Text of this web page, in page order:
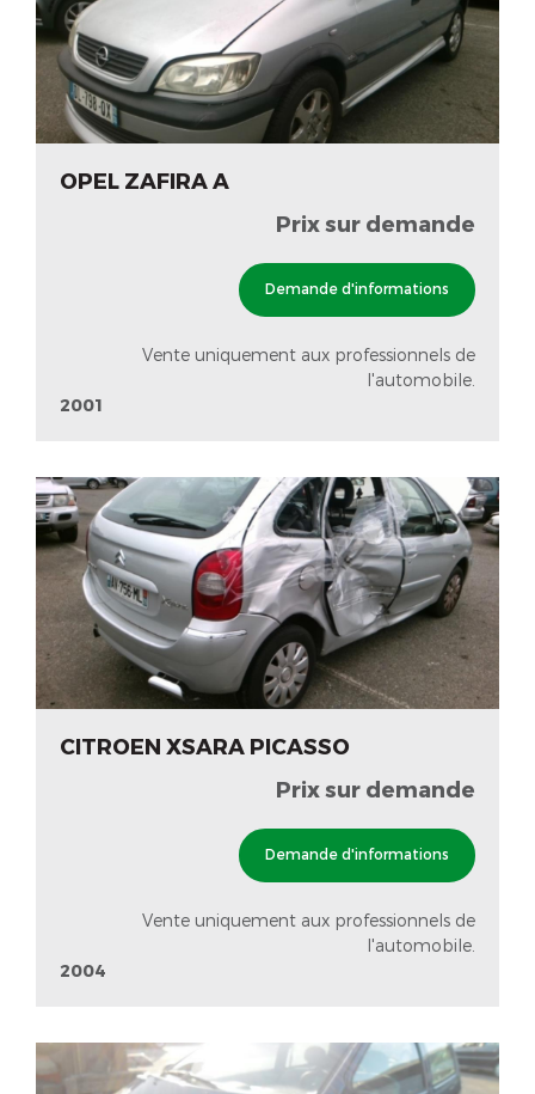
OPEL ZAFIRA A
Prix sur demande
Demande d'informations
Vente uniquement aux professionnels de
l'automobile.
2001
CITROEN XSARA PICASSO
Prix sur demande
Demande d'informations
Vente uniquement aux professionnels de
l'automobile.
2004